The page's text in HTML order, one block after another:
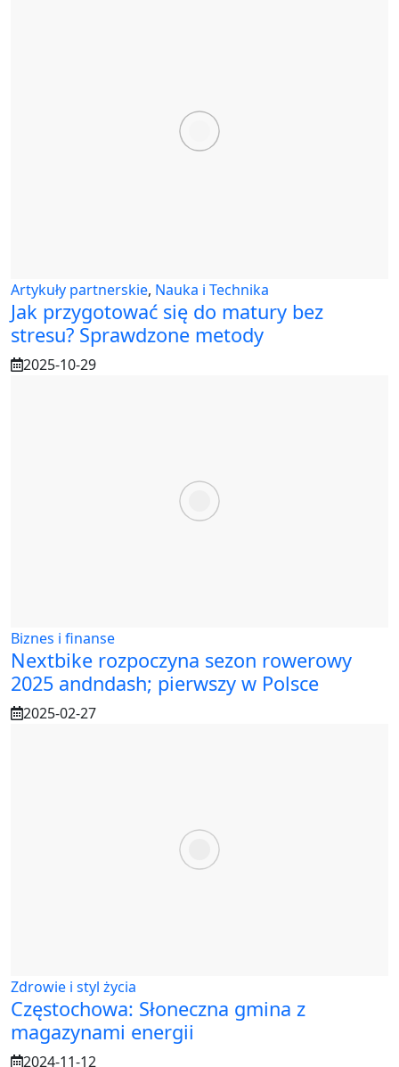
Artykuły partnerskie, Nauka i Technika
Jak przygotować się do matury bez
stresu? Sprawdzone metody
2025-10-29
Biznes i finanse
Nextbike rozpoczyna sezon rowerowy
2025 andndash; pierwszy w Polsce
2025-02-27
Zdrowie i styl życia
Częstochowa: Słoneczna gmina z
magazynami energii
2024-11-12